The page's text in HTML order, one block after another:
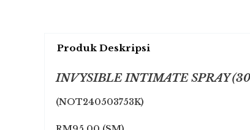
Produk Deskripsi
INVYSIBLE INTIMATE SPRAY
(NOT240503753K)